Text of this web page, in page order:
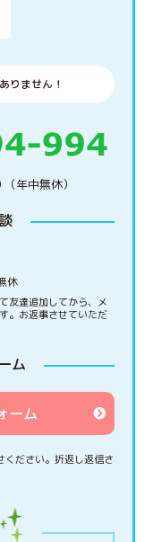
りません！
年中無休）
休
友達追加してから、メ
。お返事させていただ
ム
ーム
ださい。 折返し返信さ